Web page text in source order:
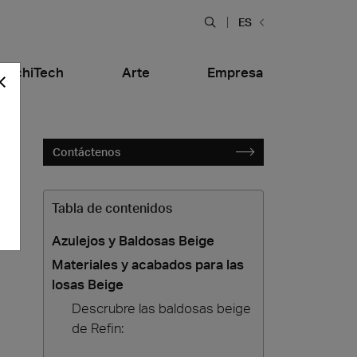
ES
Mármol
Garden
Bares y Restaurantes
Bolero Restaurant
Naklo
ArchiTech Arte Empresa
Contáctenos
Tabla de contenidos
Azulejos y Baldosas Beige
Materiales y acabados para las
losas Beige
Descrubre las baldosas beige
de Refin: